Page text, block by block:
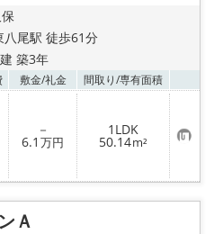
八尾駅 徒歩61分
築3年
敷金/礼金 間取り/専有面積
－
6.1 万円
1LDK
50.14m² お
気
に
入
登
Ａ